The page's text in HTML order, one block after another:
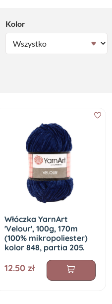
Kolor
Włóczka YarnArt
'Velour', 100g, 170m
(100% mikropoliester)
kolor 848, partia 205.
12.50 zł